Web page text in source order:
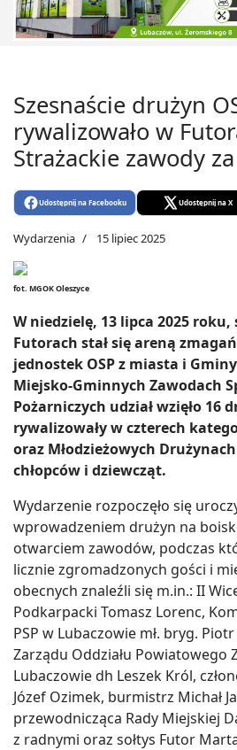
Szesnaście drużyn
rywalizowało w
Strażackie zawody
Udostępnij na Facebooku Udostępnij na X
Wydarzenia 15 lipiec 2025
fot. MGOK Oleszyce
W niedzielę, 13 lipca 2025
Futorach stał się areną
jednostek OSP z miasta i
Miejsko-Gminnych Zawodach
Pożarniczych udział wzięło 16
rywalizowały w czterech
oraz Młodzieżowych
chłopców i dziewcząt.
Wydarzenie rozpoczęło się
wprowadzeniem drużyn na
otwarciem zawodów, podczas
licznie zgromadzonych gości i
obecnych znaleźli się m.in.: II
Podkarpacki Tomasz Lorenc,
PSP w Lubaczowie mł. bryg.
Zarządu Oddziału Powiatowego
Lubaczowie dh Leszek Król,
Józef Ozimek, burmistrz Michał
przewodnicząca Rady Miejskiej
z radnymi oraz sołtys Futor